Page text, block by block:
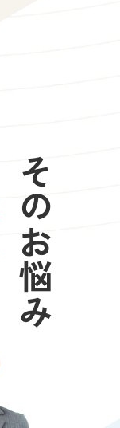
そのお悩み